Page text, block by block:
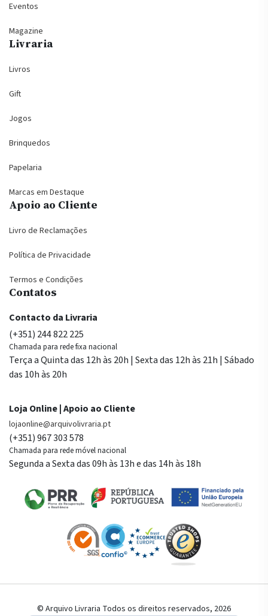
Eventos
Magazine
Livraria
Livros
Gift
Jogos
Brinquedos
Papelaria
Marcas em Destaque
Apoio ao Cliente
Livro de Reclamações
Política de Privacidade
Termos e Condições
Contatos
Contacto da Livraria
(+351) 244 822 225
Chamada para rede fixa nacional
Terça a Quinta das 12h às 20h | Sexta das 12h às 21h | Sábado
das 10h às 20h
Loja Online | Apoio ao Cliente
lojaonline@arquivolivraria.pt
(+351) 967 303 578
Chamada para rede móvel nacional
Segunda a Sexta das 09h às 13h e das 14h às 18h
© Arquivo Livraria Todos os direitos reservados, 2026